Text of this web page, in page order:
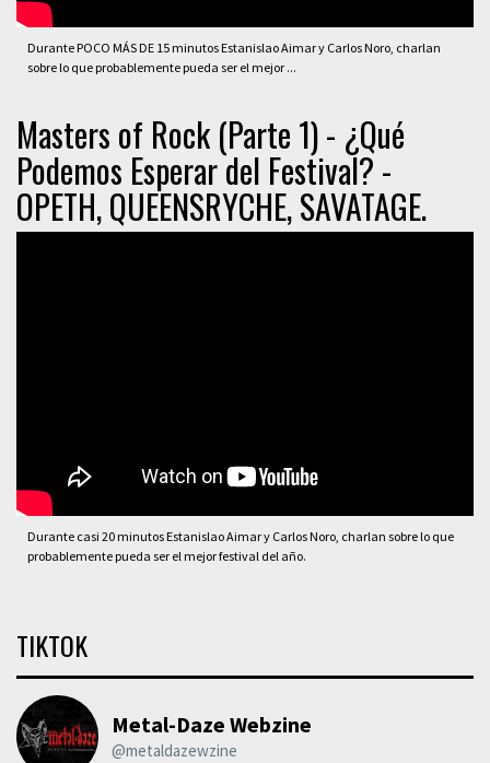
Durante POCO MÁS DE 15 minutos Estanislao Aimar y Carlos Noro, charlan
sobre lo que probablemente pueda ser el mejor ...
Masters of Rock (Parte 1) - ¿Qué
Podemos Esperar del Festival? -
OPETH, QUEENSRYCHE, SAVATAGE.
Durante casi 20 minutos Estanislao Aimar y Carlos Noro, charlan sobre lo que
probablemente pueda ser el mejor festival del año.
TIKTOK
Metal-Daze Webzine
@metaldazewzine